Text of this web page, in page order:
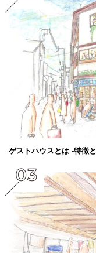
ゲストハウスとは -特徴